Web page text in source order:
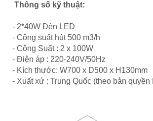
Thông số kỹ thuật:
- 2*40W Đèn LED
- Công suất hút 500 m3/h
- Công Suất : 2 x 100W
- Điện áp : 220-240V/50Hz
- Kích thước: W700 x D500 x H130mm
- Xuất xứ : Trung Quốc (theo bản quyền